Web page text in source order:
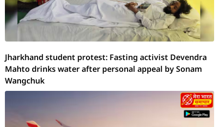
Jharkhand student protest: Fasting activist Devendra
Mahto drinks water after personal appeal by Sonam
Wangchuk